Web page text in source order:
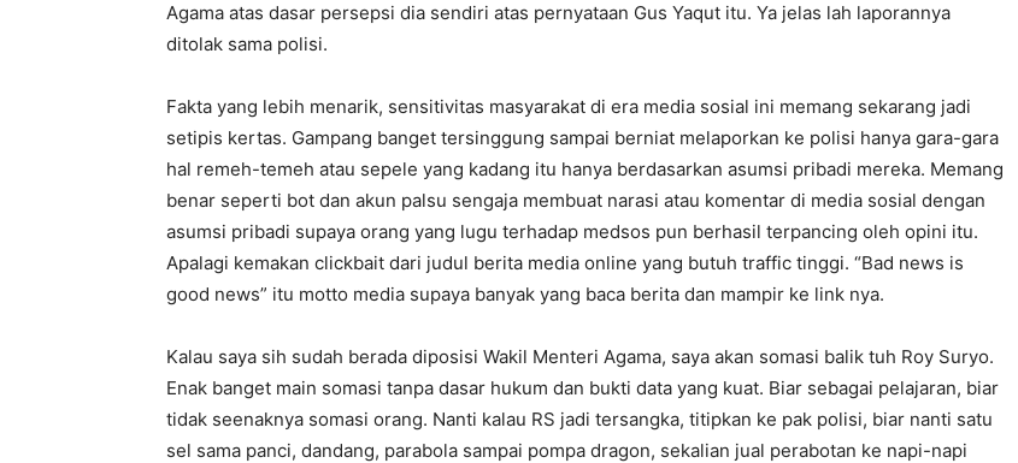
Agama atas dasar persepsi dia sendiri atas pernyataan Gus Yaqut itu. Ya jelas lah laporannya
ditolak sama polisi.
Fakta yang lebih menarik, sensitivitas masyarakat di era media sosial ini memang sekarang jadi
setipis kertas. Gampang banget tersinggung sampai berniat melaporkan ke polisi hanya gara-gara
hal remeh-temeh atau sepele yang kadang itu hanya berdasarkan asumsi pribadi mereka. Memang
benar seperti bot dan akun palsu sengaja membuat narasi atau komentar di media sosial dengan
asumsi pribadi supaya orang yang lugu terhadap medsos pun berhasil terpancing oleh opini itu.
Apalagi kemakan clickbait dari judul berita media online yang butuh traffic tinggi. “Bad news is
good news” itu motto media supaya banyak yang baca berita dan mampir ke link nya.
Kalau saya sih sudah berada diposisi Wakil Menteri Agama, saya akan somasi balik tuh Roy Suryo.
Enak banget main somasi tanpa dasar hukum dan bukti data yang kuat. Biar sebagai pelajaran, biar
tidak seenaknya somasi orang. Nanti kalau RS jadi tersangka, titipkan ke pak polisi, biar nanti satu
sel sama panci, dandang, parabola sampai pompa dragon, sekalian jual perabotan ke napi-napi